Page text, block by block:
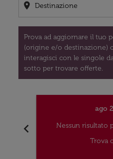
location_on
Prova ad aggiornare il tuo
(origine e/o destinazione)
interagisci con le singole
sotto per trovare offerte.
chevron_left
ago
Nessun risultato
Trova